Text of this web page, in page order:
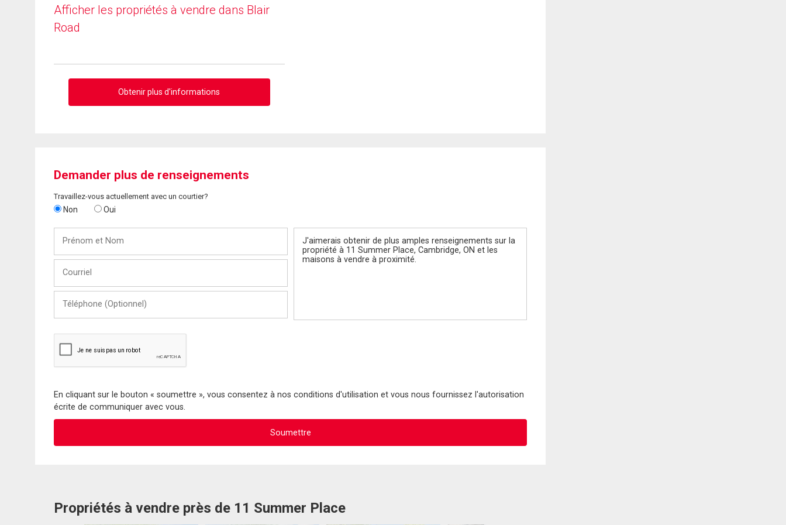
Afficher les propriétés à vendre dans Blair
Road
Obtenir plus d'informations
Demander plus de renseignements
Travaillez-vous actuellement avec un courtier?
Non Oui
Nom
(Optionnel)
En cliquant sur le bouton « soumettre », vous consentez à nos conditions d'utilisation et vous nous fournissez l'autorisation
écrite de communiquer avec vous.
Propriétés à vendre près de 11 Summer Place